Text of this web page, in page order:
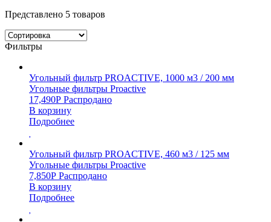
Представлено 5 товаров
Фильтры
Угольный фильтр PROACTIVE, 1000 м3 / 200 мм
Угольные фильтры Proactive
17,490Р Распродано
В корзину
Подробнее
Угольный фильтр PROACTIVE, 460 м3 / 125 мм
Угольные фильтры Proactive
7,850Р Распродано
В корзину
Подробнее